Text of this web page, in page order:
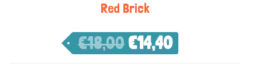
Red Brick
€18,00 €14,40